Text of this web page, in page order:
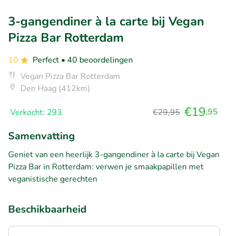
3-gangendiner à la carte bij Vegan
Pizza Bar Rotterdam
10 Perfect • 40 beoordelingen
Vegan Pizza Bar Rotterdam
Den Haag (412km)
Verkocht: 293 €29,95 €19,95
Samenvatting
Geniet van een heerlijk 3-gangendiner à la carte bij Vegan
Pizza Bar in Rotterdam: verwen je smaakpapillen met
veganistische gerechten
Beschikbaarheid